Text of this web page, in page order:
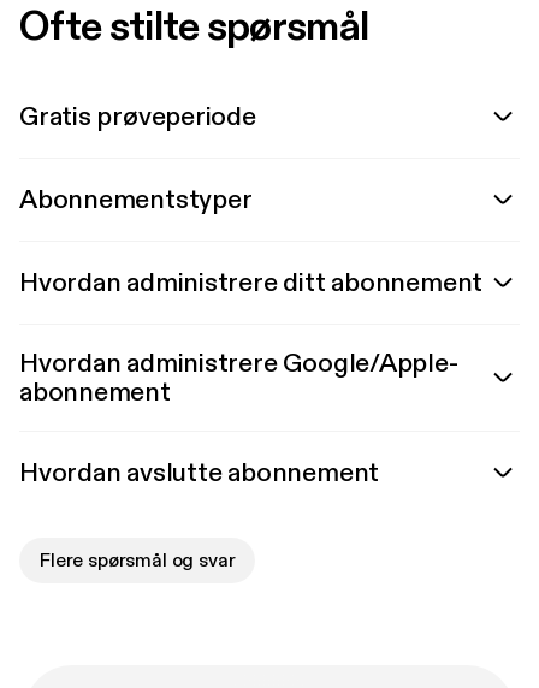
Ofte stilte spørsmål
Gratis prøveperiode
Abonnementstyper
Hvordan administrere ditt abonnement
Hvordan administrere Google/Apple-
abonnement
Hvordan avslutte abonnement
Flere spørsmål og svar